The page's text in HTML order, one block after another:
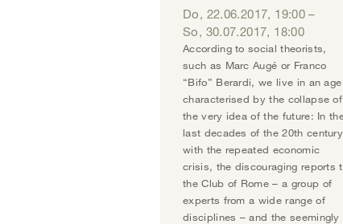
Do, 22.06.2017, 19:00 –
So, 30.07.2017, 18:00
According to social theorists,
such as Marc Augé or Franco
“Bifo” Berardi, we live in an age
characterised by the collapse of
the very idea of the future: In
last decades of the 20th
with the repeated economic
crisis, the discouraging reports
the Club of Rome – a group of
experts from a wide range of
disciplines – and the seemingly